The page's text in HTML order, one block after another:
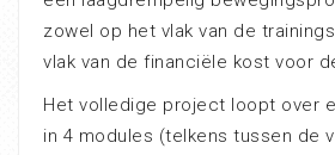
zowel op het vlak van de
vlak van de financiële kost voor
Het volledige project loopt over
in 4 modules (telkens tussen de